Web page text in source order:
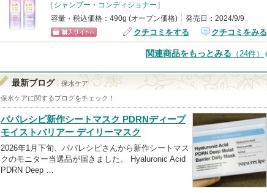
[ シャンプー・コンディショナー ]
容量・税込価格：490g (オープン価格)
発売日：2024/9/9
ショッピン
クチコミをする クチコミをみる
関連商品をもっとみる （24件）
最新ブログ
保水ケア
保水ケアに関するブログをチェック！
パパレシピ新作シートマスク PDRNディープ
モイストバリアー デイリーマスク
2026年1月下旬、パパレシピさんから新作シートマス
クのモニター当選品が届きました。 Hyaluronic Acid
PDRN Deep …